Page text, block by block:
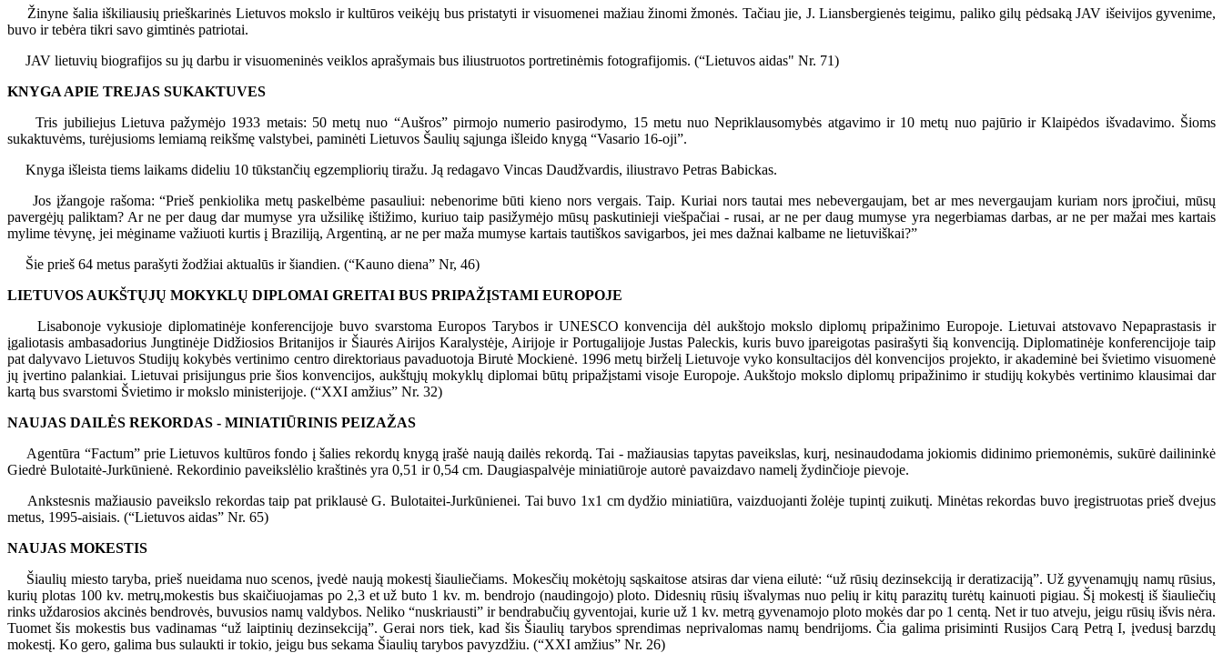
Žinyne šalia iškiliausių prieškarinės Lietuvos mokslo ir kultūros veikėjų bus pristatyti ir visuomenei mažiau žinomi žmonės. Tačiau jie, J. Liansbergienės teigimu, paliko gilų pėdsaką JAV išeivijos gyvenime,
buvo ir tebėra tikri savo gimtinės patriotai.
JAV lietuvių biografijos su jų darbu ir visuomeninės veiklos aprašymais bus iliustruotos portretinėmis fotografijomis. (“Lietuvos aidas" Nr. 71)
KNYGA APIE TREJAS SUKAKTUVES
Tris jubiliejus Lietuva pažymėjo 1933 metais: 50 metų nuo “Aušros” pirmojo numerio pasirodymo, 15 metu nuo Nepriklausomybės atgavimo ir 10 metų nuo pajūrio ir Klaipėdos išvadavimo. Šioms
sukaktuvėms, turėjusioms lemiamą reikšmę valstybei, paminėti Lietuvos Šaulių sąjunga išleido knygą “Vasario 16-oji”.
Knyga išleista tiems laikams dideliu 10 tūkstančių egzempliorių tiražu. Ją redagavo Vincas Daudžvardis, iliustravo Petras Babickas.
Jos įžangoje rašoma: “Prieš penkiolika metų paskelbėme pasauliui: nebenorime būti kieno nors vergais. Taip. Kuriai nors tautai mes nebevergaujam, bet ar mes nevergaujam kuriam nors įpročiui, mūsų
pavergėjų paliktam? Ar ne per daug dar mumyse yra užsilikę ištižimo, kuriuo taip pasižymėjo mūsų paskutinieji viešpačiai - rusai, ar ne per daug mumyse yra negerbiamas darbas, ar ne per mažai mes kartais
mylime tėvynę, jei mėginame važiuoti kurtis į Braziliją, Argentiną, ar ne per maža mumyse kartais tautiškos savigarbos, jei mes dažnai kalbame ne lietuviškai?”
Šie prieš 64 metus parašyti žodžiai aktualūs ir šiandien. (“Kauno diena” Nr, 46)
LIETUVOS AUKŠTŲJŲ MOKYKLŲ DIPLOMAI GREITAI BUS PRIPAŽĮSTAMI EUROPOJE
Lisabonoje vykusioje diplomatinėje konferencijoje buvo svarstoma Europos Tarybos ir UNESCO konvencija dėl aukštojo mokslo diplomų pripažinimo Europoje. Lietuvai atstovavo Nepaprastasis ir
įgaliotasis ambasadorius Jungtinėje Didžiosios Britanijos ir Šiaurės Airijos Karalystėje, Airijoje ir Portugalijoje Justas Paleckis, kuris buvo įpareigotas pasirašyti šią konvenciją. Diplomatinėje konferencijoje taip
pat dalyvavo Lietuvos Studijų kokybės vertinimo centro direktoriaus pavaduotoja Birutė Mockienė. 1996 metų birželį Lietuvoje vyko konsultacijos dėl konvencijos projekto, ir akademinė bei švietimo visuomenė
jų įvertino palankiai. Lietuvai prisijungus prie šios konvencijos, aukštųjų mokyklų diplomai būtų pripažįstami visoje Europoje. Aukštojo mokslo diplomų pripažinimo ir studijų kokybės vertinimo klausimai dar
kartą bus svarstomi Švietimo ir mokslo ministerijoje. (“XXI amžius” Nr. 32)
NAUJAS DAILĖS REKORDAS - MINIATIŪRINIS PEIZAŽAS
Agentūra “Factum” prie Lietuvos kultūros fondo į šalies rekordų knygą įrašė naują dailės rekordą. Tai - mažiausias tapytas paveikslas, kurį, nesinaudodama jokiomis didinimo priemonėmis, sukūrė dailininkė
Giedrė Bulotaitė-Jurkūnienė. Rekordinio paveikslėlio kraštinės yra 0,51 ir 0,54 cm. Daugiaspalvėje miniatiūroje autorė pavaizdavo namelį žydinčioje pievoje.
Ankstesnis mažiausio paveikslo rekordas taip pat priklausė G. Bulotaitei-Jurkūnienei. Tai buvo 1x1 cm dydžio miniatiūra, vaizduojanti žolėje tupintį zuikutį. Minėtas rekordas buvo įregistruotas prieš dvejus
metus, 1995-aisiais. (“Lietuvos aidas” Nr. 65)
NAUJAS MOKESTIS
Šiaulių miesto taryba, prieš nueidama nuo scenos, įvedė naują mokestį šiauliečiams. Mokesčių mokėtojų sąskaitose atsiras dar viena eilutė: “už rūsių dezinsekciją ir deratizaciją”. Už gyvenamųjų namų rūsius,
kurių plotas 100 kv. metrų,mokestis bus skaičiuojamas po 2,3 et už buto 1 kv. m. bendrojo (naudingojo) ploto. Didesnių rūsių išvalymas nuo pelių ir kitų parazitų turėtų kainuoti pigiau. Šį mokestį iš šiauliečių
rinks uždarosios akcinės bendrovės, buvusios namų valdybos. Neliko “nuskriausti” ir bendrabučių gyventojai, kurie už 1 kv. metrą gyvenamojo ploto mokės dar po 1 centą. Net ir tuo atveju, jeigu rūsių išvis nėra.
Tuomet šis mokestis bus vadinamas “už laiptinių dezinsekciją”. Gerai nors tiek, kad šis Šiaulių tarybos sprendimas neprivalomas namų bendrijoms. Čia galima prisiminti Rusijos Carą Petrą I, įvedusį barzdų
mokestį. Ko gero, galima bus sulaukti ir tokio, jeigu bus sekama Šiaulių tarybos pavyzdžiu. (“XXI amžius” Nr. 26)